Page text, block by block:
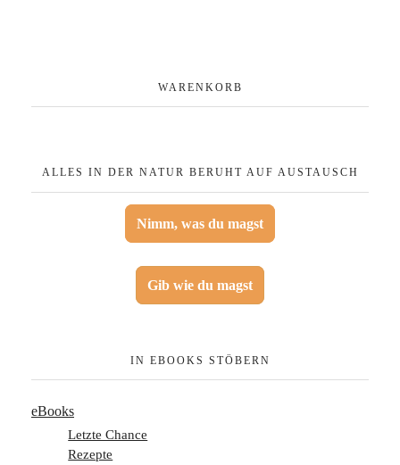
WARENKORB
ALLES IN DER NATUR BERUHT AUF AUSTAUSCH
Nimm, was du magst
Gib wie du magst
IN EBOOKS STÖBERN
eBooks
Letzte Chance
Rezepte